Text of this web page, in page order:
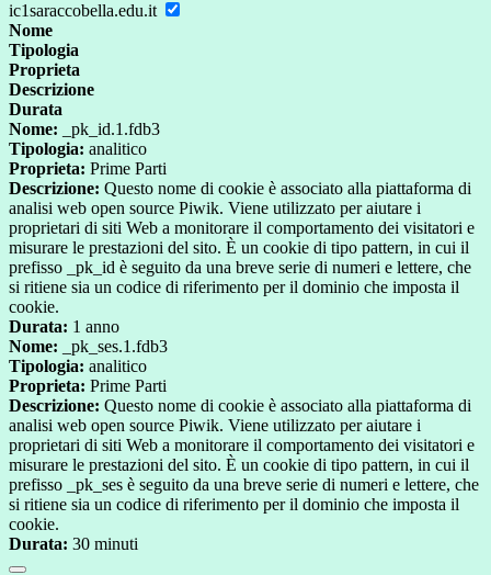
ic1saraccobella.edu.it
Nome
Tipologia
Proprieta
Descrizione
Durata
Nome: _pk_id.1.fdb3
Tipologia: analitico
Proprieta: Prime Parti
Descrizione: Questo nome di cookie è associato alla piattaforma di
analisi web open source Piwik. Viene utilizzato per aiutare i
proprietari di siti Web a monitorare il comportamento dei visitatori e
misurare le prestazioni del sito. È un cookie di tipo pattern, in cui il
prefisso _pk_id è seguito da una breve serie di numeri e lettere, che
si ritiene sia un codice di riferimento per il dominio che imposta il
cookie.
Durata: 1 anno
Nome: _pk_ses.1.fdb3
Tipologia: analitico
Proprieta: Prime Parti
Descrizione: Questo nome di cookie è associato alla piattaforma di
analisi web open source Piwik. Viene utilizzato per aiutare i
proprietari di siti Web a monitorare il comportamento dei visitatori e
misurare le prestazioni del sito. È un cookie di tipo pattern, in cui il
prefisso _pk_ses è seguito da una breve serie di numeri e lettere, che
si ritiene sia un codice di riferimento per il dominio che imposta il
cookie.
Durata: 30 minuti